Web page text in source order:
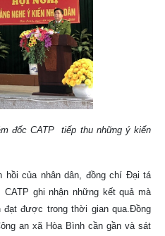
đốc CATP tiếp thu những ý kiến
hồi của nhân dân, đồng chí Đại tá
CATP ghi nhận những kết quả mà
được trong thời gian qua.Đồng
an xã Hòa Bình cần gần và sát